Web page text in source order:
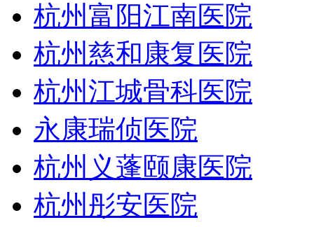
杭州富阳江南医院
杭州慈和康复医院
杭州江城骨科医院
永康瑞侦医院
杭州义蓬颐康医院
杭州彤安医院